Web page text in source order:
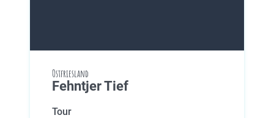
Ostfriesland
Fehntjer Tief
Tour